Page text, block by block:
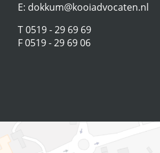
E: dokkum@kooiadvocaten.nl
T 0519 - 29 69 69
F 0519 - 29 69 06